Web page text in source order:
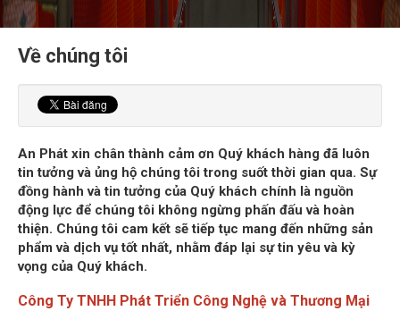
Về chúng tôi
An Phát xin chân thành cảm ơn Quý khách hàng đã luôn
tin tưởng và ủng hộ chúng tôi trong suốt thời gian qua. Sự
đồng hành và tin tưởng của Quý khách chính là nguồn
động lực để chúng tôi không ngừng phấn đấu và hoàn
thiện. Chúng tôi cam kết sẽ tiếp tục mang đến những sản
phẩm và dịch vụ tốt nhất, nhằm đáp lại sự tin yêu và kỳ
vọng của Quý khách.
Công Ty TNHH Phát Triển Công Nghệ và Thương Mại